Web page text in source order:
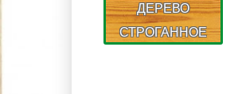
ДЕРЕВО
СТРОГАННОЕ